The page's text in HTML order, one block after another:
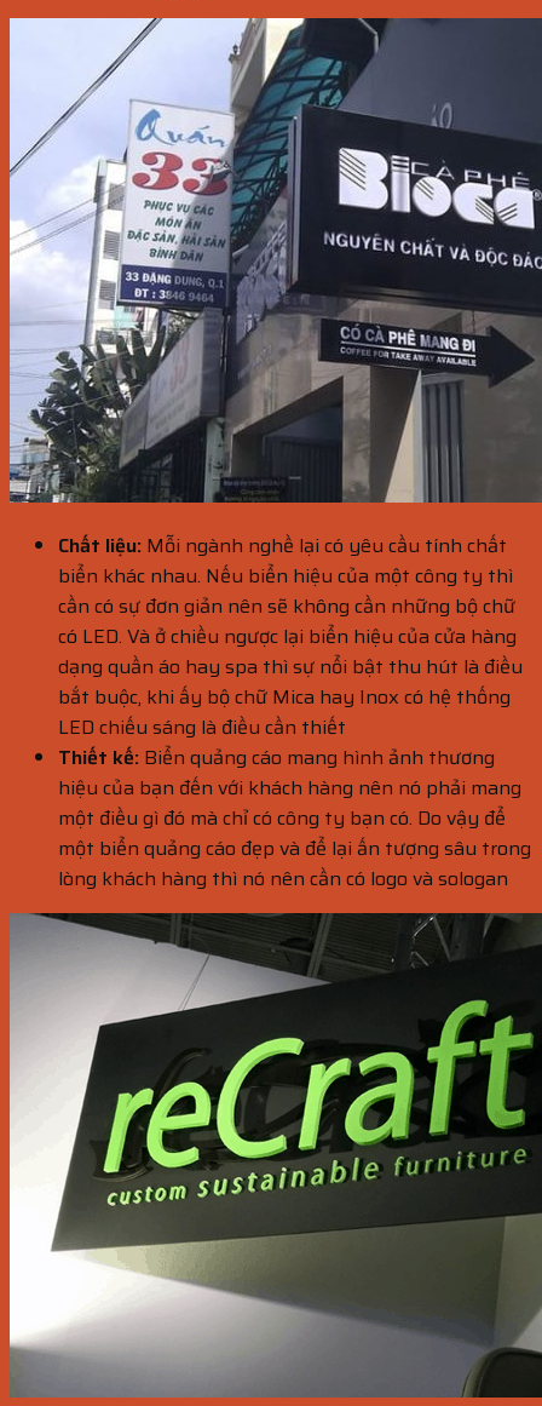
Chất liệu: Mỗi ngành nghề lại có yêu cầu tính chất
biển khác nhau. Nếu biển hiệu của một công ty thì
cần có sự đơn giản nên sẽ không cần những bộ chữ
có LED. Và ở chiều ngược lại biển hiệu của cửa hàng
dạng quần áo hay spa thì sự nổi bật thu hút là điều
bắt buộc, khi ấy bộ chữ Mica hay Inox có hệ thống
LED chiếu sáng là điều cần thiết
Thiết kế: Biển quảng cáo mang hình ảnh thương
hiệu của bạn đến với khách hàng nên nó phải mang
một điều gì đó mà chỉ có công ty bạn có. Do vậy để
một biển quảng cáo đẹp và để lại ấn tượng sâu trong
lòng khách hàng thì nó nên cần có logo và sologan